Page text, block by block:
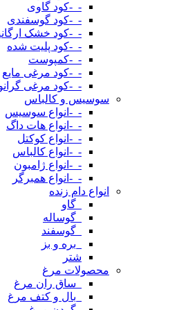
-_-کود گاوی
-_-کود گوسفندی
-_-کود خشک
-_-کود پلیت شده
-_-کمپوست
-_-کود مرغی مایع
-_-کود مرغی
سوسیس و کالباس
-_-انواع سوسیس
-_-انواع هات داگ
-_-انواع کوکتل
-_-انواع کالباس
-_-انواع ژامبون
-_-انواع همبرگر
انواع دام زنده
_گاو
_گوساله
_گوسفند
_بره و بز
شتر
محصولات مرغ
_ساق ران مرغ
_بال و کتف مرغ